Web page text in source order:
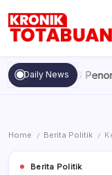
content
Totabuan
hari
ini
Kronik
Daily News
Upai, 6 Penonton
Home / Berita Politik /
Berita Politik